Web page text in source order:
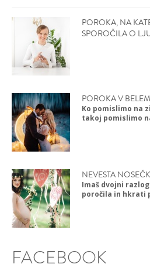
POROKA, NA
SPOROČILA O
POROKA V
Ko pomislimo na
takoj pomislimo
NEVESTA
Imaš dvojni
poročila in hkrati
FACEBOOK